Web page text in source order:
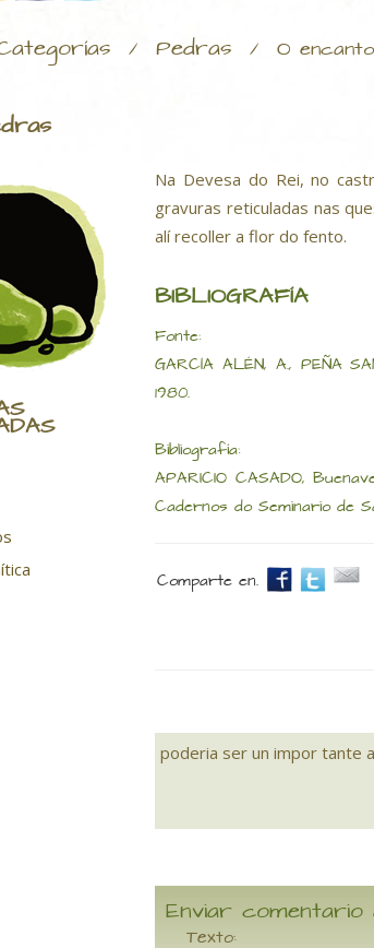
/ Pedras / O
Na Devesa do Rei, no
gravuras reticuladas nas
alí recoller a flor do fento.
BIBLIOGRAFÍA
Fonte:
GARCÍA ALÉN, A., PEÑA
1980.
Bibliografía:
APARICIO CASADO,
Cadernos do Seminario de
Comparte en.
poderia ser un impor tante
Enviar
Texto: